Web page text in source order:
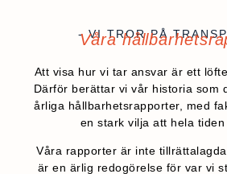
- VI TROR PÅ
Våra
Att visa hur vi tar ansvar är ett
Därför berättar vi vår historia som
årliga hållbarhetsrapporter, med
en stark vilja att hela tiden
Våra rapporter är inte
är en ärlig redogörelse för var vi